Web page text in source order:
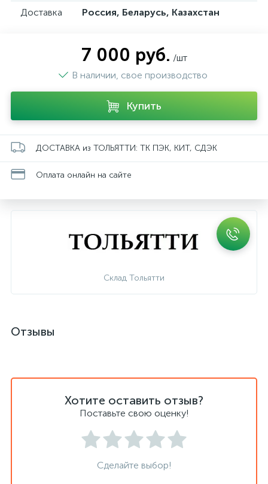
Доставка
Россия, Беларусь, Казахстан
7 000 руб. /шт
В наличии, свое производство
Купить
ДОСТАВКА из ТОЛЬЯТТИ: ТК ПЭК, КИТ, СДЭК
Оплата онлайн на сайте
Склад Тольятти
Отзывы
Хотите оставить отзыв?
Поставьте свою оценку!
Сделайте выбор!